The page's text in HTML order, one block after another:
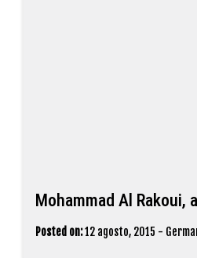
Mohammad Al Rakoui,
Posted on:12 agosto, 2015 -